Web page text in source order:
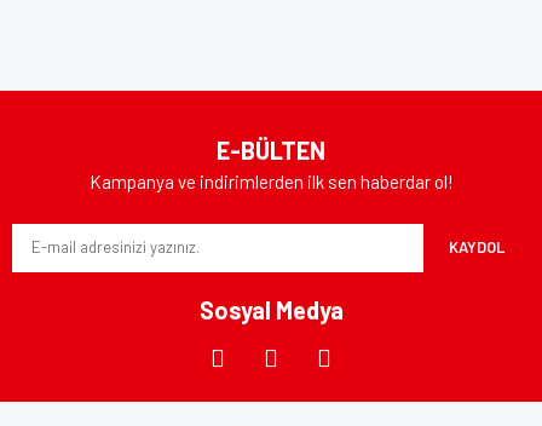
Ürün resmi kalitesiz, bozuk veya görüntülenemiyor.
Ürün açıklamasında eksik bilgiler bulunuyor.
Ürün fiyatı diğer sitelerden daha pahalı.
E-BÜLTEN
Kampanya ve indirimlerden ilk sen haberdar ol!
KAYDOL
Sosyal Medya